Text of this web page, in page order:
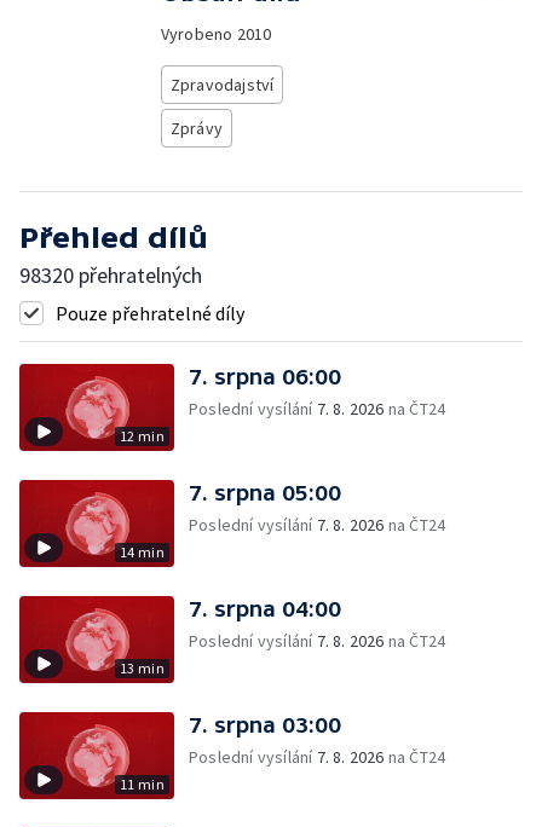
Vyrobeno 2010
Zpravodajství
Zprávy
Přehled dílů
98320 přehratelných
Pouze přehratelné díly
12 min
7. srpna 06:00
Poslední vysílání 7. 8. 2026 na ČT24
14 min
7. srpna 05:00
Poslední vysílání 7. 8. 2026 na ČT24
13 min
7. srpna 04:00
Poslední vysílání 7. 8. 2026 na ČT24
11 min
7. srpna 03:00
Poslední vysílání 7. 8. 2026 na ČT24